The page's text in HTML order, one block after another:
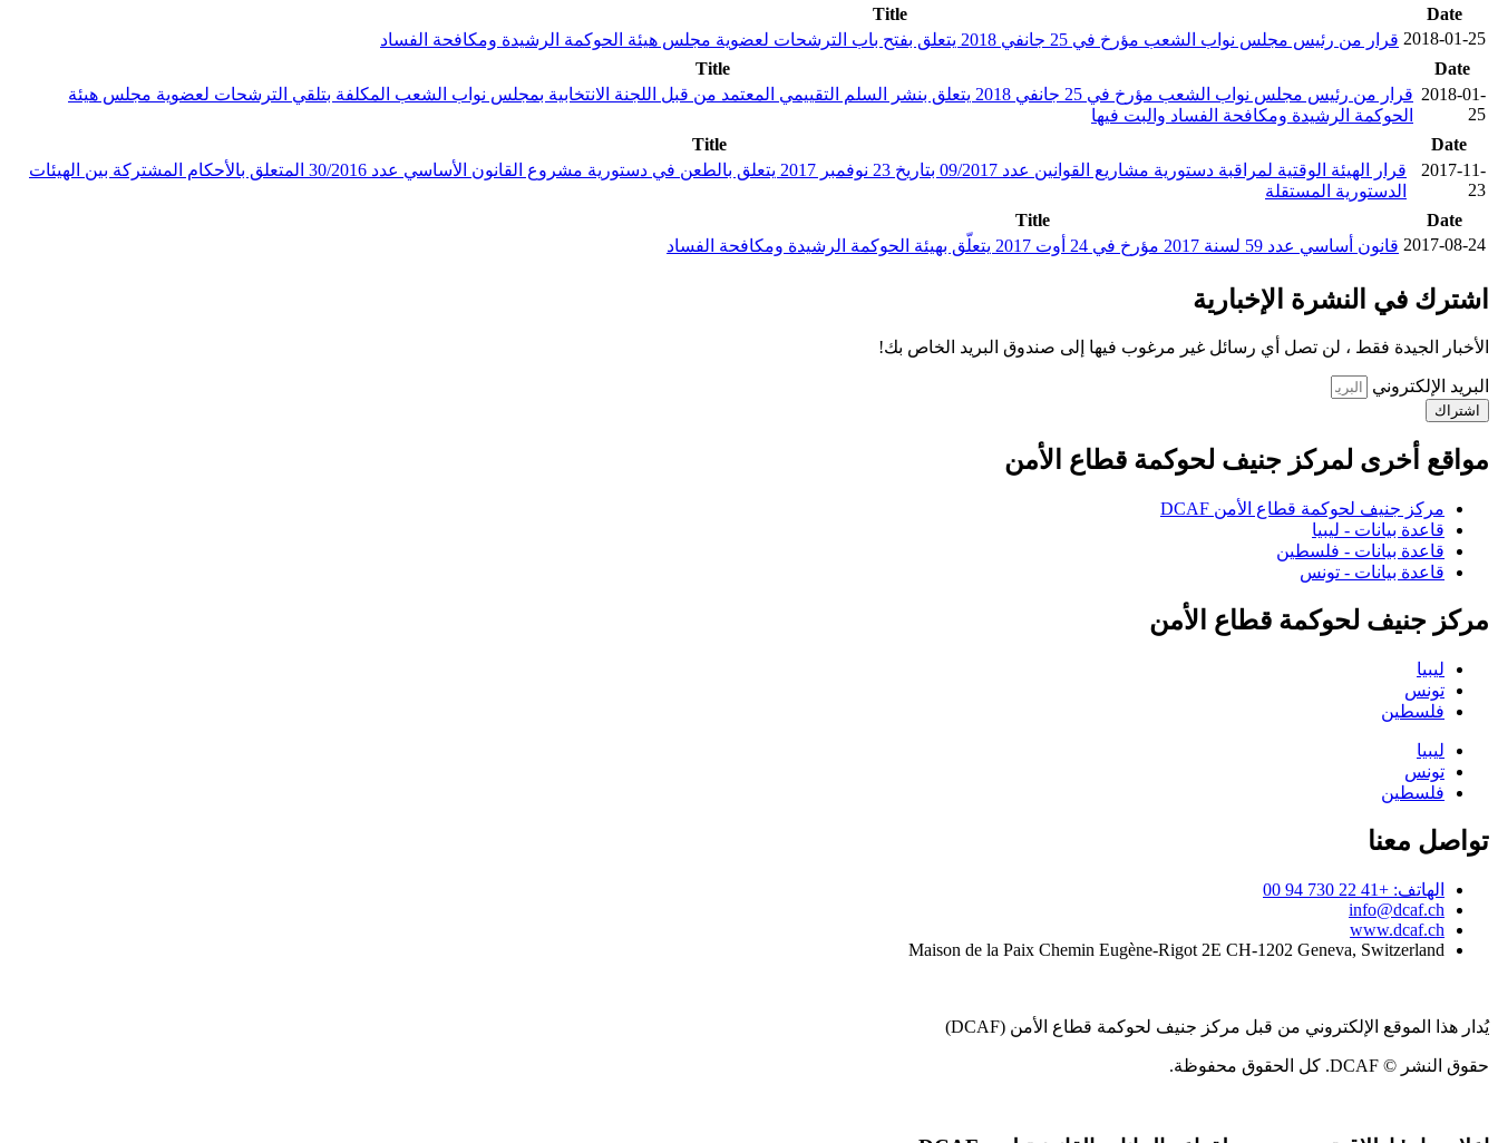
Date
Title
2018-01-25 قرار من رئيس مجلس نواب الشعب مؤرخ في 25 جانفي 2018 يتعلق بفتح باب الترشحات لعضوية مجلس هيئة الحوكمة الرشيدة ومكافحة الفساد
Date
Title
2018-01-
25
قرار من رئيس مجلس نواب الشعب مؤرخ في 25 جانفي 2018 يتعلق بنشر السلم التقييمي المعتمد من قبل اللجنة الانتخابية بمجلس نواب الشعب المكلفة بتلقي الترشحات لعضوية مجلس هيئة
الحوكمة الرشيدة ومكافحة الفساد والبت فيها
Date
Title
2017-11-
23
قرار الهيئة الوقتية لمراقبة دستورية مشاريع القوانين عدد 09/2017 بتاريخ 23 نوفمبر 2017 يتعلق بالطعن في دستورية مشروع القانون الأساسي عدد 30/2016 المتعلق بالأحكام المشتركة بين الهيئات
الدستورية المستقلة
Date
Title
2017-08-24 قانون أساسي عدد 59 لسنة 2017 مؤرخ في 24 أوت 2017 يتعلّق بهيئة الحوكمة الرشيدة ومكافحة الفساد
اشترك في النشرة الإخبارية
الأخبار الجيدة فقط ، لن تصل أي رسائل غير مرغوب فيها إلى صندوق البريد الخاص بك!
البريد الإلكتروني
اشتراك
مواقع أخرى لمركز جنيف لحوكمة قطاع الأمن
مركز جنيف لحوكمة قطاع الأمن DCAF
قاعدة بيانات - ليبيا
قاعدة بيانات - فلسطين
قاعدة بيانات - تونس
مركز جنيف لحوكمة قطاع الأمن
ليبيا
تونس
فلسطين
ليبيا
تونس
فلسطين
تواصل معنا
الهاتف: +41 22 730 94 00
info@dcaf.ch
www.dcaf.ch
Maison de la Paix Chemin Eugène-Rigot 2E CH-1202 Geneva, Switzerland
يُدار هذا الموقع الإلكتروني من قبل مركز جنيف لحوكمة قطاع الأمن (DCAF)
حقوق النشر © DCAF. كل الحقوق محفوظة.